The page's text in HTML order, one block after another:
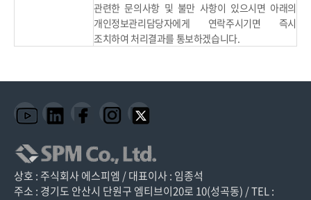
관련한 문의사항 및 불만 사항이 있으시면 아래의
개인정보관리담당자에게 연락주시기면 즉시
조치하여 처리결과를 통보하겠습니다.
상호 : 주식회사 에스피엠 / 대표이사 : 임종석
주소 : 경기도 안산시 단원구 엠티브이20로 10(성곡동) / TEL :